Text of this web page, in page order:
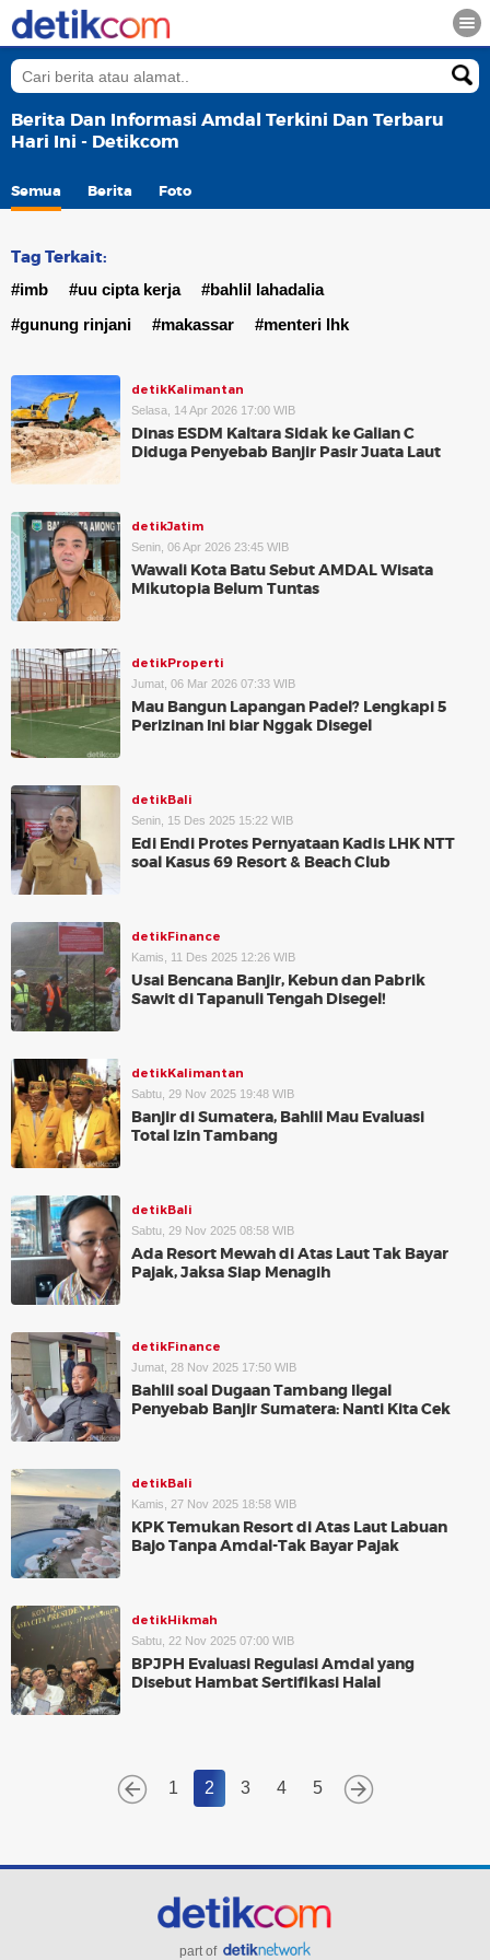
Berita Dan Informasi Amdal Terkini Dan Terbaru
Hari Ini - Detikcom
Semua Berita Foto
Tag Terkait:
#imb #uu cipta kerja
#bahlil lahadalia
#gunung rinjani
#makassar #menteri lhk
detikKalimantan
Selasa, 14 Apr 2026 17:00 WIB
Dinas ESDM Kaltara Sidak ke Galian C
Diduga Penyebab Banjir Pasir Juata Laut
detikJatim
Senin, 06 Apr 2026 23:45 WIB
Wawali Kota Batu Sebut AMDAL Wisata
Mikutopia Belum Tuntas
detikProperti
Jumat, 06 Mar 2026 07:33 WIB
Mau Bangun Lapangan Padel? Lengkapi 5
Perizinan Ini biar Nggak Disegel
detikBali
Senin, 15 Des 2025 15:22 WIB
Edi Endi Protes Pernyataan Kadis LHK NTT
soal Kasus 69 Resort & Beach Club
detikFinance
Kamis, 11 Des 2025 12:26 WIB
Usai Bencana Banjir, Kebun dan Pabrik
Sawit di Tapanuli Tengah Disegel!
detikKalimantan
Sabtu, 29 Nov 2025 19:48 WIB
Banjir di Sumatera, Bahlil Mau Evaluasi
Total Izin Tambang
detikBali
Sabtu, 29 Nov 2025 08:58 WIB
Ada Resort Mewah di Atas Laut Tak Bayar
Pajak, Jaksa Siap Menagih
detikFinance
Jumat, 28 Nov 2025 17:50 WIB
Bahlil soal Dugaan Tambang Ilegal
Penyebab Banjir Sumatera: Nanti Kita Cek
detikBali
Kamis, 27 Nov 2025 18:58 WIB
KPK Temukan Resort di Atas Laut Labuan
Bajo Tanpa Amdal-Tak Bayar Pajak
detikHikmah
Sabtu, 22 Nov 2025 07:00 WIB
BPJPH Evaluasi Regulasi Amdal yang
Disebut Hambat Sertifikasi Halal
1 2 3 4 5
part of